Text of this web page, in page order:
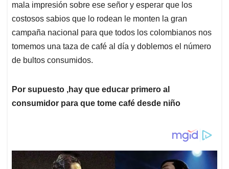
mala impresión sobre ese señor y esperar que los
costosos sabios que lo rodean le monten la gran
campaña nacional para que todos los colombianos nos
tomemos una taza de café al día y doblemos el número
de bultos consumidos.
Por supuesto ,hay que educar primero al
consumidor para que tome café desde niño